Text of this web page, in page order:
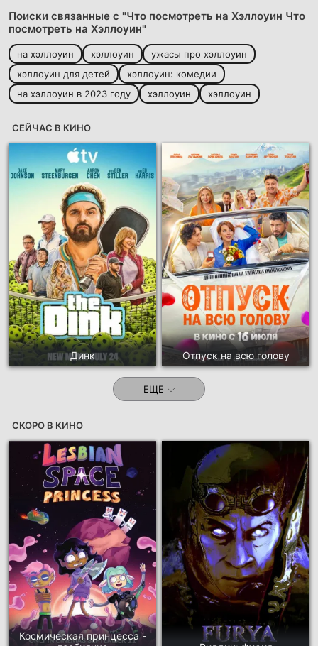
Поиски связанные с "Что посмотреть на Хэллоуин Что
посмотреть на Хэллоуин"
на хэллоуин хэллоуин
ужасы про хэллоуин
хэллоуин для детей
хэллоуин: комедии
на хэллоуин в 2023 году
хэллоуин хэллоуин
СЕЙЧАС В КИНО
Динк Отпуск на всю голову
ЕЩЕ
СКОРО В КИНО
Космическая принцесса -